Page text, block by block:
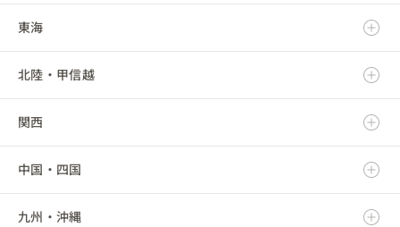
岩手県
宮城県
秋田県
山形県
福島県
茨城県
栃木県
群馬県
埼玉県
千葉県
東海
岐阜県
静岡県
愛知県
三重県
北陸・甲信越
新潟県
富山県
石川県
関西
滋賀県
京都府
中国・四国
鳥取県
九州・沖縄